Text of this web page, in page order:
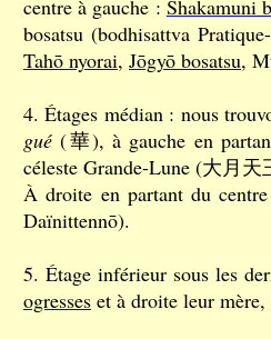
centre à gauche : Shakamuni
bosatsu (bodhisattva
Tahō nyorai, Jōgyō bosatsu,
4. Étages médian : nous
gué (華), à gauche en
céleste Grande-Lune (大月天
À droite en partant du centre
Daïnittennō).
5. Étage inférieur sous les
ogresses et à droite leur mère,